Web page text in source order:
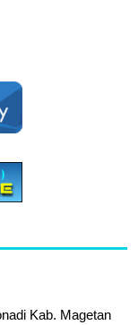
Kab. Magetan